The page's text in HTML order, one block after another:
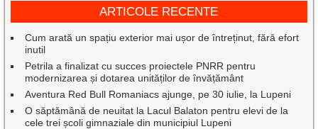
ARTICOLE RECENTE
Cum arată un spațiu exterior mai ușor de întreținut, fără efort
inutil
Petrila a finalizat cu succes proiectele PNRR pentru
modernizarea și dotarea unităților de învățământ
Aventura Red Bull Romaniacs ajunge, pe 30 iulie, la Lupeni
O săptămână de neuitat la Lacul Balaton pentru elevi de la
cele trei școli gimnaziale din municipiul Lupeni